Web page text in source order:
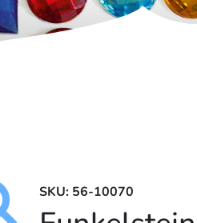
SKU: 56-10070